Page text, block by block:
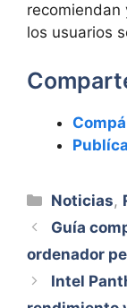
recomiendan
los usuarios
Noticias,
Guía
ordenador
Intel